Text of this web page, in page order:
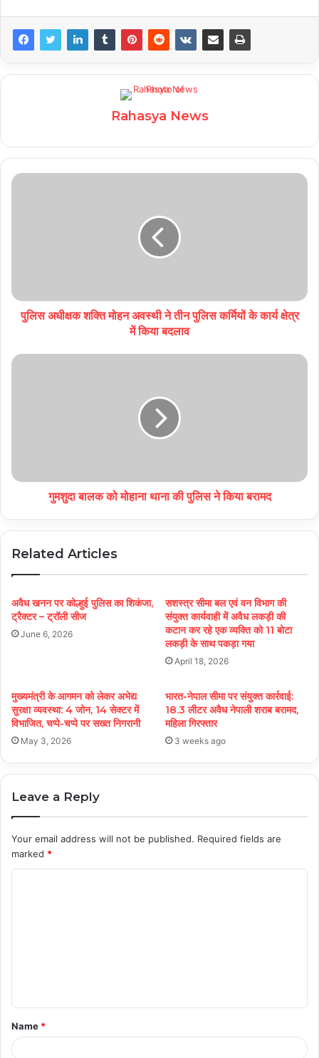
Rahasya News
पुलिस अधीक्षक शक्ति मोहन अवस्थी ने तीन पुलिस कर्मियों के कार्य क्षेत्र
में किया बदलाव
गुमशुदा बालक को मोहाना थाना की पुलिस ने किया बरामद
Related Articles
अवैध खनन पर कोल्हुई पुलिस का शिकंजा,
ट्रैक्टर – ट्रॉली सीज
June 6, 2026
सशस्त्र सीमा बल एवं वन विभाग की
संयुक्त कार्यवाही में अवैध लकड़ी की
कटान कर रहे एक व्यक्ति को 11 बोटा
लकड़ी के साथ पकड़ा गया
April 18, 2026
मुख्यमंत्री के आगमन को लेकर अभेद्य
सुरक्षा व्यवस्था: 4 जोन, 14 सेक्टर में
विभाजित, चप्पे-चप्पे पर सख्त निगरानी
May 3, 2026
भारत-नेपाल सीमा पर संयुक्त कार्रवाई:
18.3 लीटर अवैध नेपाली शराब बरामद,
महिला गिरफ्तार
3 weeks ago
Leave a Reply
Your email address will not be published. Required fields are
marked *
t
*
Name *